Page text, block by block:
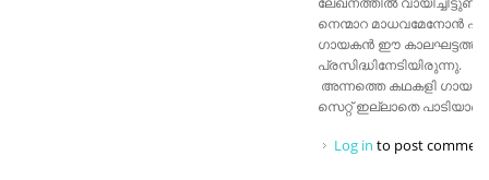
നെന്മാറ മാധവമേനോൻ
ഗായകൻ ഈ
പ്രസിദ്ധിനേടിയിരുന്നു.
അന്നത്തെ കഥകളി
സെറ്റ് ഇല്ലാതെ പാടിയാണ്
Log in to post